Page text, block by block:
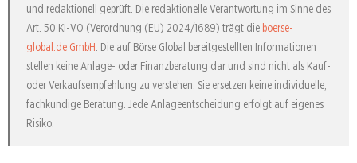
und redaktionell geprüft. Die redaktionelle Verantwortung im Sinne des
Art. 50 KI-VO (Verordnung (EU) 2024/1689) trägt die boerse-
global.de GmbH . Die auf Börse Global bereitgestellten Informationen
stellen keine Anlage- oder Finanzberatung dar und sind nicht als Kauf-
oder Verkaufsempfehlung zu verstehen. Sie ersetzen keine individuelle,
fachkundige Beratung. Jede Anlageentscheidung erfolgt auf eigenes
Risiko.